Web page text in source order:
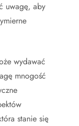
uwagę, aby
wydawać
mnogość
stanie się